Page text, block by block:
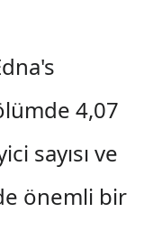
4,07
sayısı ve
önemli bir